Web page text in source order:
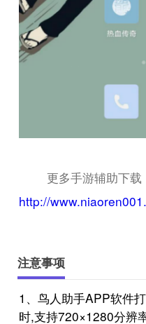
更多手游辅助下载
http://
注意事项
1、鸟人助手APP软件
时,支持720×1280分辨